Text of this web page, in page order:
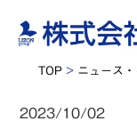
TOP > ニュース
2023/10/02